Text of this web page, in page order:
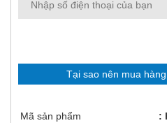
Tại sao nên mua
Mã sản phẩm